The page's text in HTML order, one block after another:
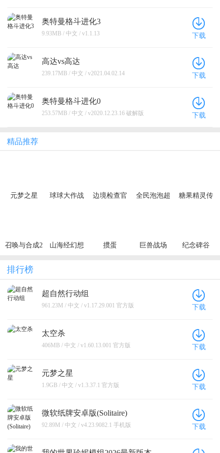
奥特曼格斗进化3
9.93MB / 中文 / v1.1.13 下载
高达vs高达
239.17MB / 中文 / v2021.04.02.14 下载
奥特曼格斗进化0
253.57MB / 中文 / v2020.12.23.16 破解版 下载
精品推荐
元梦之星 球球大作战 边境检查官
全民泡泡超
糖果精灵传
召唤与合成2
山海经幻想
掼蛋 巨兽战场 纪念碑谷
排行榜
超自然行动组
961.23M / 中文 / v1.17.29.001 官方版 下载
太空杀
406MB / 中文 / v1.60.13.001 官方版 下载
元梦之星
1.9GB / 中文 / v1.3.37.1 官方版 下载
微软纸牌安卓版(Solitaire)
92.89M / 中文 / v4.23.9082.1 手机版 下载